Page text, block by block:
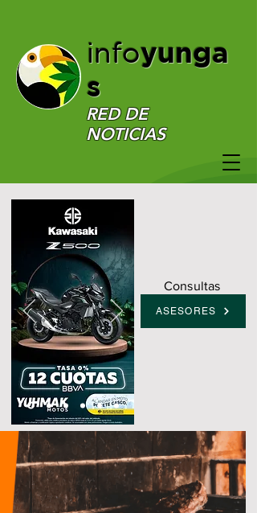
infoyunga
s
RED DE
NOTICIAS
Consultas
ASESORES